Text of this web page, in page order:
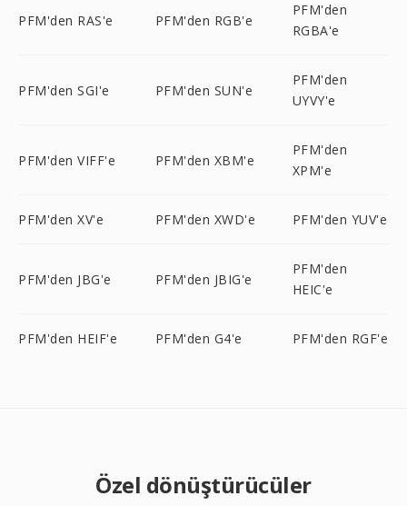
PFM'den RAS'e PFM'den RGB'e
PFM'den
RGBA'e
PFM'den SGI'e PFM'den SUN'e
PFM'den
UYVY'e
PFM'den VIFF'e PFM'den XBM'e
PFM'den
XPM'e
PFM'den XV'e PFM'den XWD'e PFM'den YUV'e
PFM'den JBG'e PFM'den JBIG'e
PFM'den
HEIC'e
PFM'den HEIF'e PFM'den G4'e PFM'den RGF'e
Özel dönüştürücüler